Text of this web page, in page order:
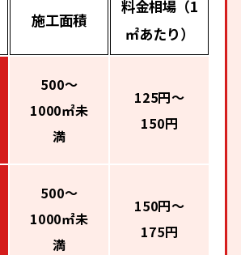
施工面積
料金相場（1
㎡あたり）
500～
1000㎡未
満
125円～
150円
500～
1000㎡未
満
150円～
175円